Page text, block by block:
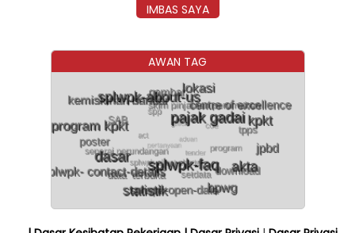
IMBAS SAYA
AWAN TAG